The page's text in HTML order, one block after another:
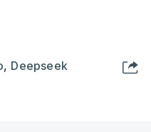
, Deepseek